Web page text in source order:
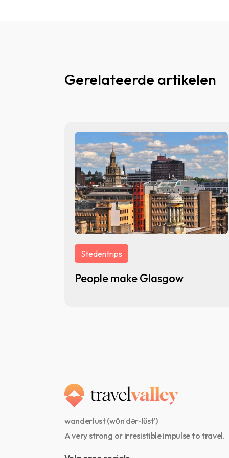
Gerelateerde artikelen
Stedentrips
People make Glasgow
wanderlust (wŏn′dər-lŭst′)
A very strong or irresistible impulse to travel.